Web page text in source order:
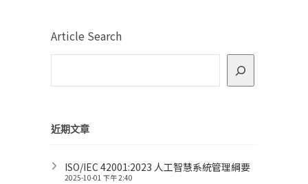
Article Search
近期文章
ISO/IEC 42001:2023 人工智慧系統管理綱要
2025-10-01 下午 2:40